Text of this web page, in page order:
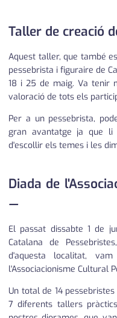
Taller de creació
Aquest taller, que també
pessebrista i figuraire de
18 i 25 de maig. Va tenir
valoració de tots els
Per a un pessebrista,
gran avantatge ja que
d'escollir els temes i les
Diada de
—
El passat dissabte 1 de
Catalana de
d'aquesta localitat,
l'Associacionisme Cultural
Un total de 14
7 diferents tallers